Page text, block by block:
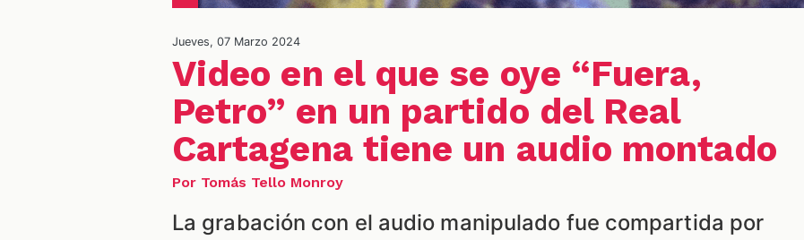
Jueves, 07 Marzo 2024
Video en el que se oye “Fuera,
Petro” en un partido del Real
Cartagena tiene un audio montado
Por Tomás Tello Monroy
La grabación con el audio manipulado fue compartida por